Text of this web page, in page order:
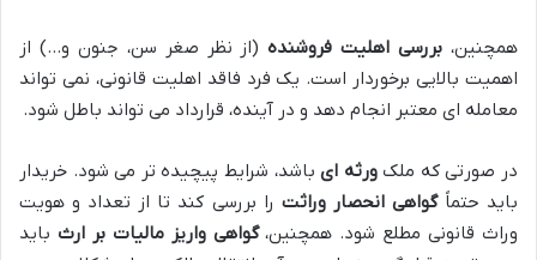
همچنین، بررسی اهلیت فروشنده(از نظر صغر سن، جنون و…) از
اهمیت بالایی برخوردار است. یک فرد فاقد اهلیت قانونی، نمی تواند
معامله ای معتبر انجام دهد و در آینده، قرارداد می تواند باطل شود.
در صورتی که ملکورثه ایباشد، شرایط پیچیده تر می شود. خریدار
باید حتماًگواهی انحصار وراثت را بررسی کند تا از تعداد و هویت
وراث قانونی مطلع شود. همچنین،گواهی واریز مالیات بر ارث باید